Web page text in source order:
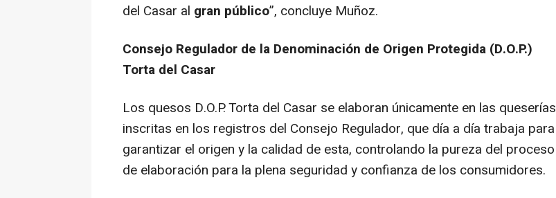
del Casar al gran público”, concluye Muñoz.
Consejo Regulador de la Denominación de Origen Protegida (D.O.P.)
Torta del Casar
Los quesos D.O.P. Torta del Casar se elaboran únicamente en las queserías
inscritas en los registros del Consejo Regulador, que día a día trabaja para
garantizar el origen y la calidad de esta, controlando la pureza del proceso
de elaboración para la plena seguridad y confianza de los consumidores.